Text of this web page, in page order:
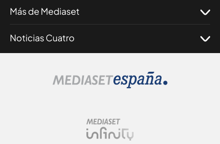
Más de Mediaset
Noticias Cuatro